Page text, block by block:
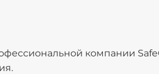
компании